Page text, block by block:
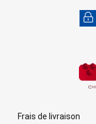
Frais de livraison